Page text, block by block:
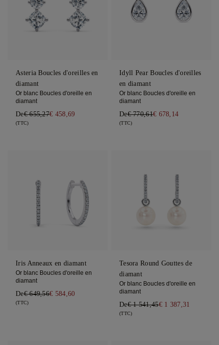
Asteria Boucles d'oreilles en
diamant
Or blanc Boucles d'oreille en
diamant
De€ 655,27€ 458,69
(TTC)
Idyll Pear Boucles d'oreilles
en diamant
Or blanc Boucles d'oreille en
diamant
De€ 770,61€ 678,14
(TTC)
Iris Anneaux en diamant
Or blanc Boucles d'oreille en
diamant
De€ 649,56€ 584,60
(TTC)
Tesora Round Gouttes de
diamant
Or blanc Boucles d'oreille en
diamant
De€ 1 541,45€ 1 387,31
(TTC)